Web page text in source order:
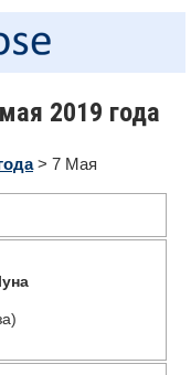
2019 года
> 7 Мая